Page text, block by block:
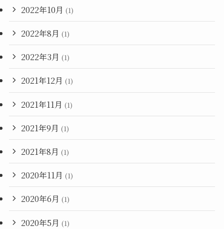
2022年10月 (1)
2022年8月 (1)
2022年3月 (1)
2021年12月 (1)
2021年11月 (1)
2021年9月 (1)
2021年8月 (1)
2020年11月 (1)
2020年6月 (1)
2020年5月 (1)